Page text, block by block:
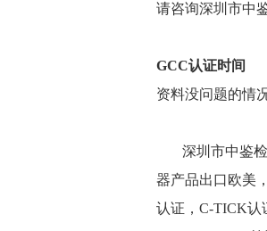
请咨询深圳市中
GCC认证时间
资料没问题的情
深圳市中鉴
器产品出口欧美
认证， C-TICK认